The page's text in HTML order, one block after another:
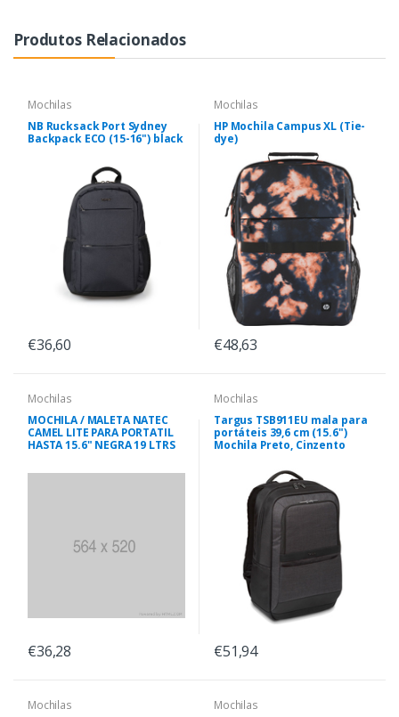
Produtos Relacionados
Mochilas
NB Rucksack Port Sydney
Backpack ECO (15-16") black
€36,60
Mochilas
HP Mochila Campus XL (Tie-
dye)
€48,63
Mochilas
MOCHILA / MALETA NATEC
CAMEL LITE PARA PORTATIL
HASTA 15.6" NEGRA 19 LTRS
€36,28
Mochilas
Targus TSB911EU mala para
portáteis 39,6 cm (15.6")
Mochila Preto, Cinzento
€51,94
Mochilas
Mochilas